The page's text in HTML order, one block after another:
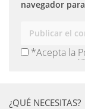
navegador
*Acepta la
¿QUÉ NECESITAS?